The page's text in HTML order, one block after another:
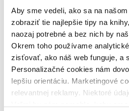
Aby sme vedeli, ako sa na
zobraziť tie najlepšie tipy na
naozaj potrebné a bez nich by
Okrem toho používame
zisťovať, ako náš web funguje, a
Personalizačné cookies nám
lepšiu orientáciu. Marketingové
relevantnej reklamy. Niektoré
18,60 €
Vložiť do košíka